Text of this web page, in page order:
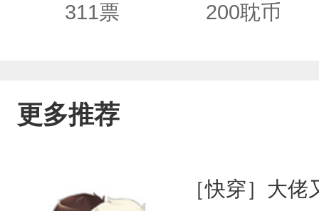
的字迹，皇帝整个人看将军的眼神都
有意思？他是不是早就爱上朕了？他今
崽子。
311票 200耽币
更多推荐
［快穿］大